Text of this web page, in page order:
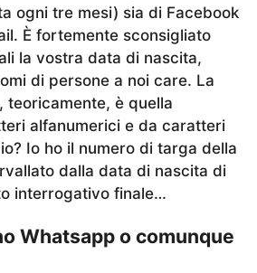
ogni tre mesi) sia di Facebook
È fortemente sconsigliato
la vostra data di nascita,
di persone a noi care. La
è quella
alfanumerici e da caratteri
Io ho il numero di targa della
dalla data di nascita di
interrogativo finale…
Whatsapp o comunque